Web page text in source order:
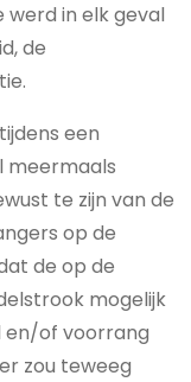
in elk geval
de
een
meermaals
te zijn van de
op de
de op de
mogelijk
en/of voorrang
zou teweeg